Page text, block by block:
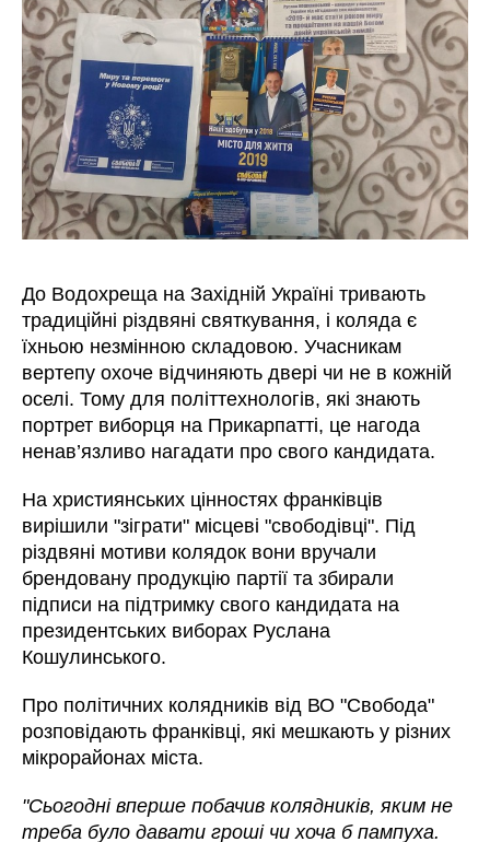
До Водохреща на Західній Україні тривають
традиційні різдвяні святкування, і коляда є
їхньою незмінною складовою. Учасникам
вертепу охоче відчиняють двері чи не в кожній
оселі. Тому для політтехнологів, які знають
портрет виборця на Прикарпатті, це нагода
ненав’язливо нагадати про свого кандидата.
На християнських цінностях франківців
вирішили "зіграти" місцеві "свободівці". Під
різдвяні мотиви колядок вони вручали
брендовану продукцію партії та збирали
підписи на підтримку свого кандидата на
президентських виборах Руслана
Кошулинського.
Про політичних колядників від ВО "Свобода"
розповідають франківці, які мешкають у різних
мікрорайонах міста.
"Сьогодні вперше побачив колядників, яким не
треба було давати гроші чи хоча б пампуха.